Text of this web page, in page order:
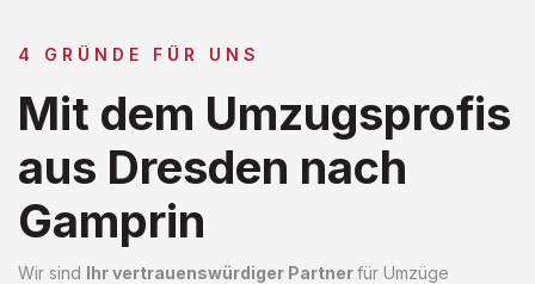
4 GRÜNDE FÜR UNS
Mit dem Umzugsprofis
aus Dresden nach
Gamprin
Wir sind Ihr vertrauenswürdiger Partnerfür Umzüge